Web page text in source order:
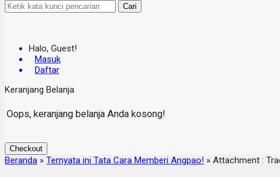
Cari
Halo, Guest!
Masuk
Daftar
Keranjang Belanja
Oops, keranjang belanja Anda kosong!
Checkout
Beranda » Ternyata ini Tata Cara Memberi Angpao! » Attachment :